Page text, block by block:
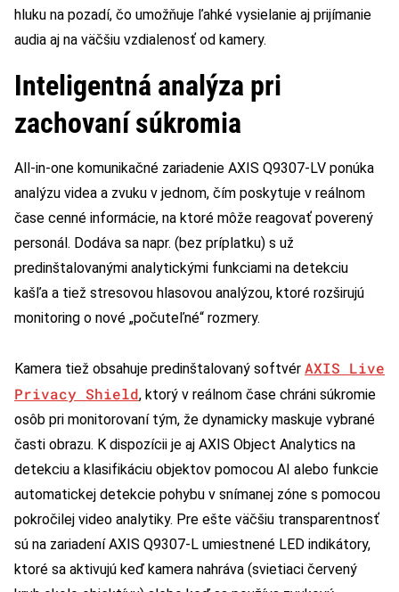
hluku na pozadí, čo umožňuje ľahké vysielanie aj prijímanie
audia aj na väčšiu vzdialenosť od kamery.
Inteligentná analýza pri
zachovaní súkromia
All-in-one komunikačné zariadenie AXIS Q9307-LV ponúka
analýzu videa a zvuku v jednom, čím poskytuje v reálnom
čase cenné informácie, na ktoré môže reagovať poverený
personál. Dodáva sa napr. (bez príplatku) s už
predinštalovanými analytickými funkciami na detekciu
kašľa a tiež stresovou hlasovou analýzou, ktoré rozširujú
monitoring o nové „počuteľné“ rozmery.
Kamera tiež obsahuje predinštalovaný softvér AXIS Live
Privacy Shield, ktorý v reálnom čase chráni súkromie
osôb pri monitorovaní tým, že dynamicky maskuje vybrané
časti obrazu. K dispozícii je aj AXIS Object Analytics na
detekciu a klasifikáciu objektov pomocou AI alebo funkcie
automatickej detekcie pohybu v snímanej zóne s pomocou
pokročilej video analytiky. Pre ešte väčšiu transparentnosť
sú na zariadení AXIS Q9307-L umiestnené LED indikátory,
ktoré sa aktivujú keď kamera nahráva (svietiaci červený